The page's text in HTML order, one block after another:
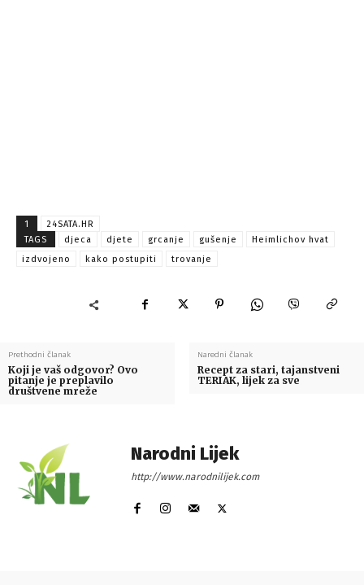
1
24SATA.HR
TAGS
djeca djete grcanje gušenje
Heimlichov hvat
izdvojeno
kako postupiti trovanje
Prethodni članak
Koji je vaš odgovor? Ovo
pitanje je preplavilo
društvene mreže
Naredni članak
Recept za stari, tajanstveni
TERIAK, lijek za sve
Narodni Lijek
http://www.narodnilijek.com